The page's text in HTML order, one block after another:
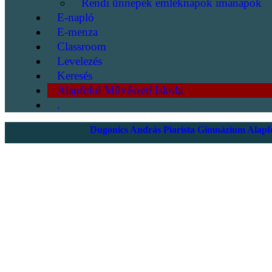
Rendi ünnepek emléknapok imanapok
E-napló
E-menza
Classroom
Levelezés
Keresés
Alapfokú Művészeti Iskola
.
Dugonics András Piarista Gimnázium